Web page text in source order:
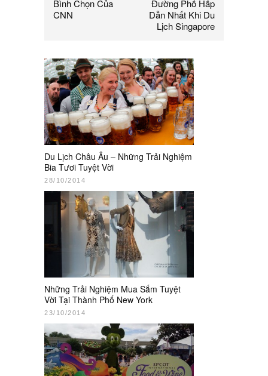
Bình Chọn Của
CNN
Đường Phố Hấp
Dẫn Nhất Khi Du
Lịch Singapore
Du Lịch Châu Âu – Những Trải Nghiệm
Bia Tươi Tuyệt Vời
28/10/2014
Những Trải Nghiệm Mua Sắm Tuyệt
Vời Tại Thành Phố New York
23/10/2014